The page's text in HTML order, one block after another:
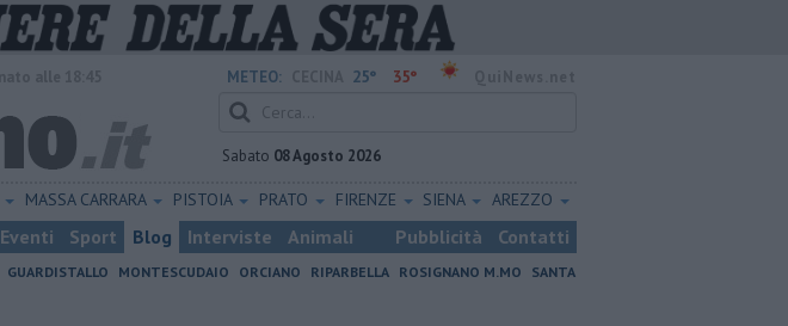
METEO: 25° 35°
Sabato 08 Agosto 2026
MASSA CARRARA PISTOIA PRATO FIRENZE SIENA AREZZO
Eventi Sport Blog Interviste Animali Pubblicità Contatti
GUARDISTALLO MONTESCUDAIO ORCIANO RIPARBELLA ROSIGNANO M.MO
SANTA